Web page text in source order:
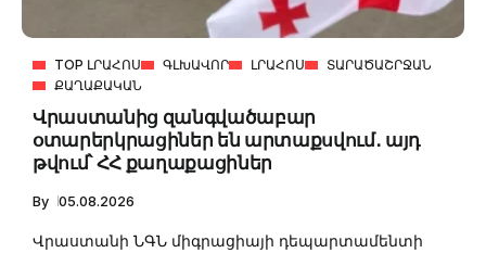
TOP ԼՐԱՀՈՍ ԳԼԽԱՎՈՐ ԼՐԱՀՈՍ
ՏԱՐԱԾԱՇՐՋԱՆ
ՔԱՂԱՔԱԿԱՆ
Վրաստանից զանգվածաբար
օտարերկրացիներ են արտաքսվում․ այդ
թվում՝ ՀՀ քաղաքացիներ
By 05.08.2026
Վրաստանի ՆԳՆ միգրացիայի դեպարտամենտի